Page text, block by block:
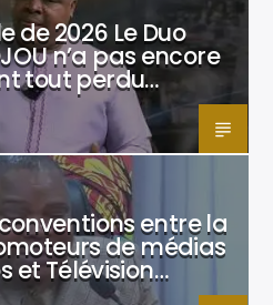
de 2026 Le Duo
n’a pas encore
tout perdu…
entre la
de médias
et Télévision…